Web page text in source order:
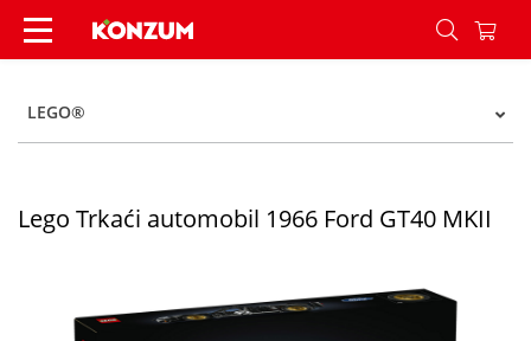
Lego Trkaći automobil 1966 Ford GT40 MKII -
LEGO®
Lego Trkaći automobil 1966 Ford GT40 MKII